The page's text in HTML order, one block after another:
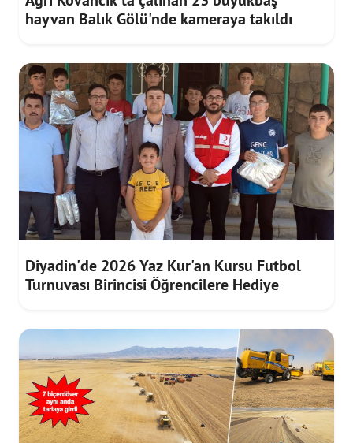
hayvan Balık Gölü'nde kameraya takıldı
Diyadin'de 2026 Yaz Kur'an Kursu Futbol
Turnuvası Birincisi Öğrencilere Hediye